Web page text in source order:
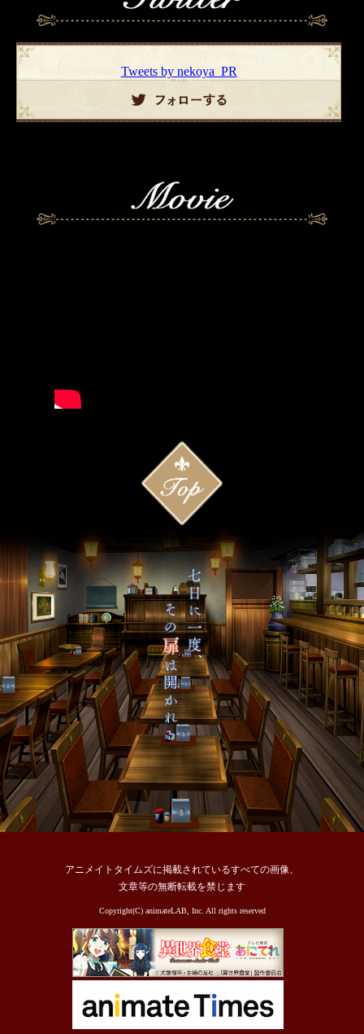
Tweets by nekoya_PR
アニメイトタイムズに掲載されているすべての画像、
文章等の無断転載を禁じます
Copyright(C) animateLAB, Inc. All rights reserved